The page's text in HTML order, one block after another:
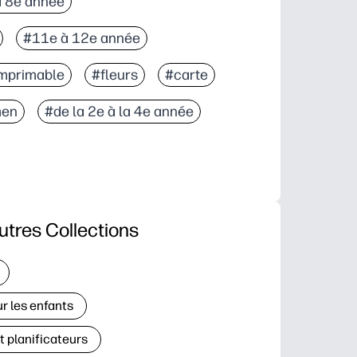
fait par des artistes pour que votre remerciement
pour les dessins et notes personnelles des
ou au A4 - fonctionne avec la plupart des
#11e à 12e année
#fleurs #carte
#de la 2e à la 4e année
Collections
les enfants
planificateurs